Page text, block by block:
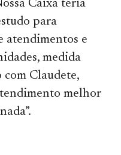
Caixa teria
para
atendimentos e
medida
com Claudete,
melhor